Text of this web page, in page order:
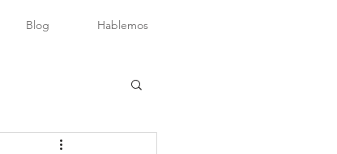
Blog Hablemos